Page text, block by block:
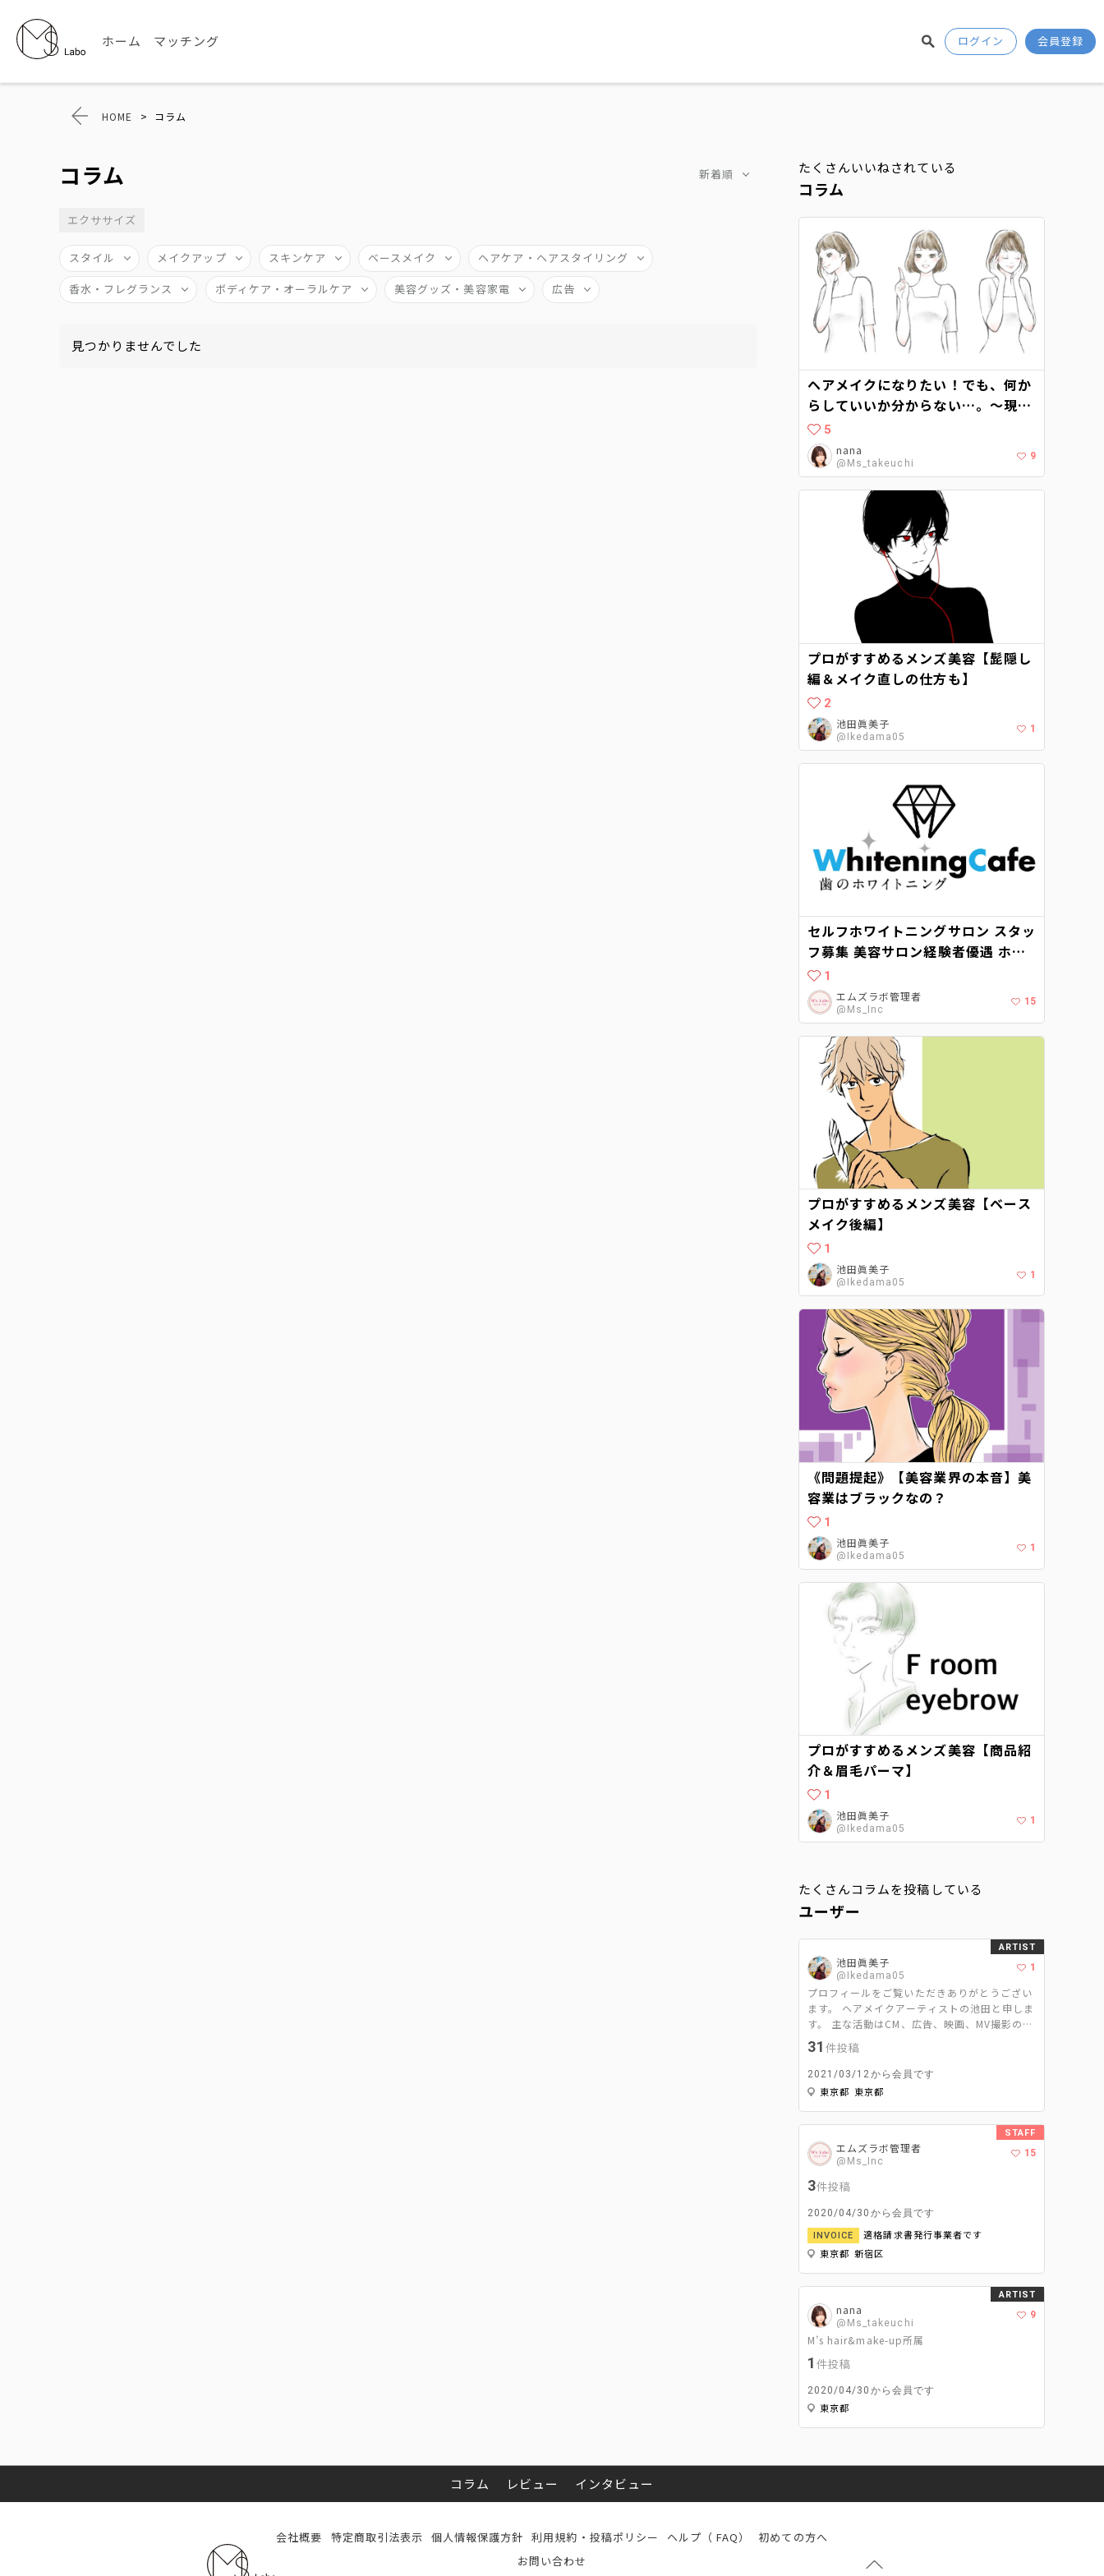
ログイン 会員登録
ホーム マッチング
HOME > コラム
コラム 新着順
エクササイズ
スタイル メイクアップ スキンケア ベースメイク
ヘアケア・ヘアスタイリング
香水・フレグランス
ボディケア・オーラルケア 美容グッズ・美容家電 広告
見つかりませんでした
たくさんいいねされている
コラム
ヘアメイクになりたい！でも、何か
らしていいか分からない…。〜現役
ヘアメイクに聞くヘアメイクアップ
アーティストへの道〜
5
nana
@Ms_takeuchi
9
プロがすすめるメンズ美容【髭隠し
編＆メイク直しの仕方も】
2
池田眞美子
@Ikedama05
1
セルフホワイトニングサロン スタッ
フ募集 美容サロン経験者優遇 ホワ
イトニングカフェ柏店（千葉県柏
市）が2021年8月にオープン予定で
す。
1
エムズラボ管理者
@Ms_Inc
15
プロがすすめるメンズ美容【ベース
メイク後編】
1
池田眞美子
@Ikedama05
1
《問題提起》【美容業界の本音】美
容業はブラックなの？
1
池田眞美子
@Ikedama05
1
プロがすすめるメンズ美容【商品紹
介＆眉毛パーマ】
1
池田眞美子
@Ikedama05
1
たくさんコラムを投稿している
ユーザー
池田眞美子
@Ikedama05
1
プロフィールをご覧いただきありがとうござい
ます。 ヘアメイクアーティストの池田と申しま
す。 主な活動はCM、広告、映画、MV撮影のヘ
アメイクと美容ライターです。 ヘアメイクは
｢スパイスである2%をどれだけ引き立たせて周
りを調和するか｣ 美容ライターは｢ヘアメイク
ならではの視点で＋‪αの情報を発信するか‬｣ を
31件投稿
2021/03/12から会員です
東京都 東京都
ARTIST
エムズラボ管理者
@Ms_Inc
15
3件投稿
2020/04/30から会員です
INVOICE
適格請求書発行事業者です
東京都 新宿区
STAFF
nana
@Ms_takeuchi
9
M’s hair&make-up所属
1件投稿
2020/04/30から会員です
東京都
ARTIST
コラム レビュー インタビュー
会社概要 特定商取引法表示 個人情報保護方針 利用規約・投稿ポリシー ヘルプ（ FAQ）
初めての方へ
お問い合わせ